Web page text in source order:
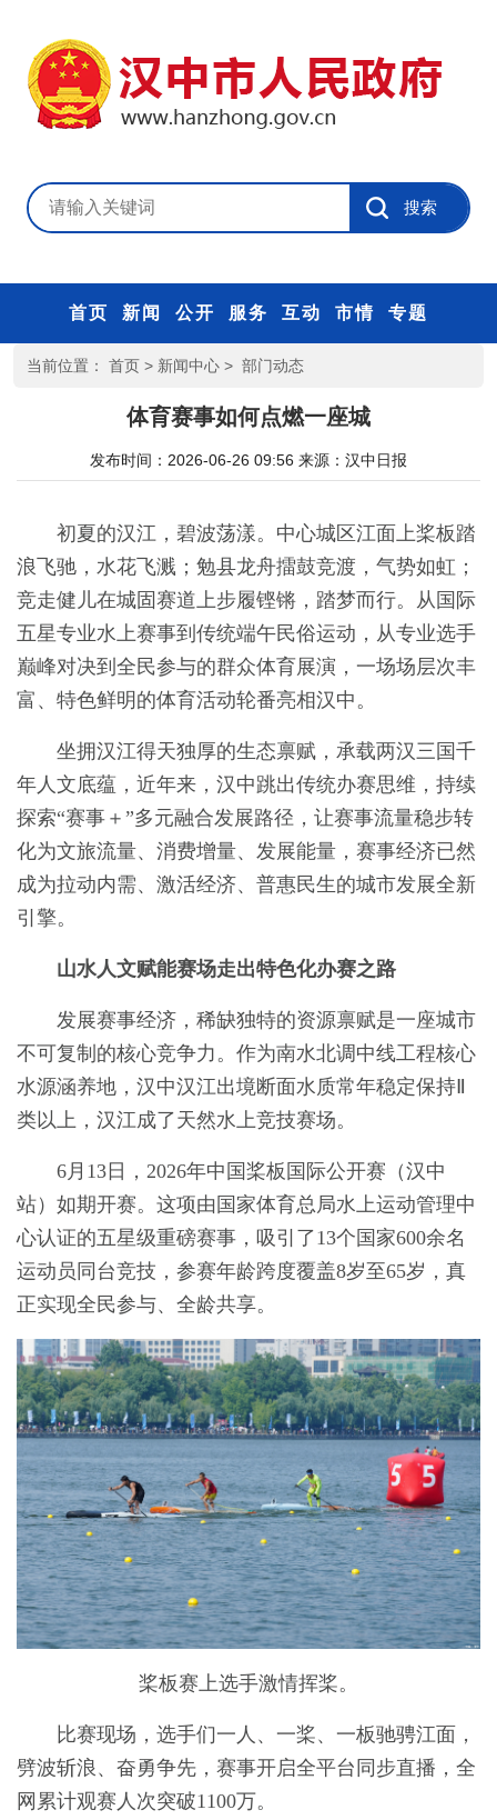
首页 新闻 公开 服务 互动 市情 专题
当前位置： 首页 > 新闻中心 > 部门动态
体育赛事如何点燃一座城
发布时间：2026-06-26 09:56 来源： 汉中日报
初夏的汉江，碧波荡漾。中心城区江面上桨板踏
浪飞驰，水花飞溅；勉县龙舟擂鼓竞渡，气势如虹；
竞走健儿在城固赛道上步履铿锵，踏梦而行。从国际
五星专业水上赛事到传统端午民俗运动，从专业选手
巅峰对决到全民参与的群众体育展演，一场场层次丰
富、特色鲜明的体育活动轮番亮相汉中。
坐拥汉江得天独厚的生态禀赋，承载两汉三国千
年人文底蕴，近年来，汉中跳出传统办赛思维，持续
探索“赛事＋”多元融合发展路径，让赛事流量稳步转
化为文旅流量、消费增量、发展能量，赛事经济已然
成为拉动内需、激活经济、普惠民生的城市发展全新
引擎。
山水人文赋能赛场走出特色化办赛之路
发展赛事经济，稀缺独特的资源禀赋是一座城市
不可复制的核心竞争力。作为南水北调中线工程核心
水源涵养地，汉中汉江出境断面水质常年稳定保持Ⅱ
类以上，汉江成了天然水上竞技赛场。
6月13日，2026年中国桨板国际公开赛（汉中
站）如期开赛。这项由国家体育总局水上运动管理中
心认证的五星级重磅赛事，吸引了13个国家600余名
运动员同台竞技，参赛年龄跨度覆盖8岁至65岁，真
正实现全民参与、全龄共享。
桨板赛上选手激情挥桨。
比赛现场，选手们一人、一桨、一板驰骋江面，
劈波斩浪、奋勇争先，赛事开启全平台同步直播，全
网累计观赛人次突破1100万。